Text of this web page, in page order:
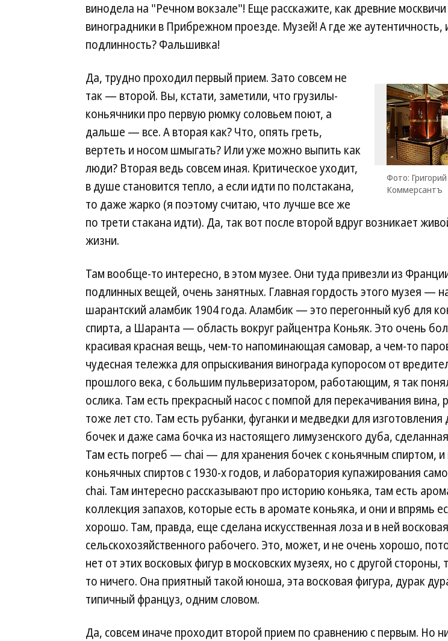
винодела на "Речном вокзале"! Еще расскажите, как древние
виноградники в Прибрежном проезде. Музей! А где же аутентичность,
подлинность? Фальшивка!
Фото:
Коммерсантъ
Да, трудно проходил первый прием. Зато совсем не
так — второй. Вы, кстати, заметили, что грузилы-
коньячники про первую рюмку соловьем поют, а
дальше — все. А вторая как? Что, опять греть,
вертеть и носом шмыгать? Или уже можно выпить как
люди? Вторая ведь совсем иная. Критическое уходит,
в душе становится тепло, а если идти по полстакана,
то даже жарко (я поэтому считаю, что лучше все же
по трети стакана идти). Да, так вот после второй вдруг возникает
жизни.
Там вообще-то интересно, в этом музее. Они туда привезли из
подлинных вещей, очень занятных. Главная гордость этого музея —
шарантский аламбик 1904 года. Аламбик — это перегонный куб для
спирта, а Шаранта — область вокруг райцентра Коньяк. Это очень
красивая красная вещь, чем-то напоминающая самовар, а чем-то
чудесная тележка для опрыскивания винограда купоросом от
прошлого века, с большим пульверизатором, работающим, я так
ослика. Там есть прекрасный насос с помпой для перекачивания вина,
тоже лет сто. Там есть рубанки, фуганки и медведки для
бочек и даже сама бочка из настоящего лимузенского дуба,
Там есть погреб — chai — для хранения бочек с коньячным спиртом, и
коньячных спиртов с 1930-х годов, и лаборатория купажирования
chai. Там интересно рассказывают про историю коньяка, там есть
коллекция запахов, которые есть в аромате коньяка, и они и впрямь
хорошо. Там, правда, еще сделана искусственная лоза и в ней
сельскохозяйственного рабочего. Это, может, и не очень хорошо,
нет от этих восковых фигур в московских музеях, но с другой стороны,
то ничего. Она приятный такой юноша, эта восковая фигура, дурак
типичный француз, одним словом.
Да, совсем иначе проходит второй прием по сравнению с первым. Но